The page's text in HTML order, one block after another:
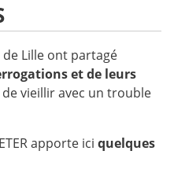
Lille ont partagé
et de leurs
de vieillir avec un trouble
apporte ici quelques